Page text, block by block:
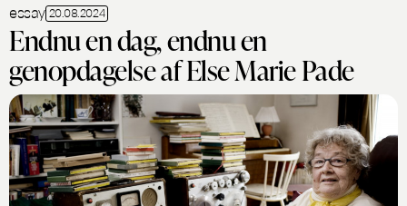
essay 20.08.2024
Endnu en dag, endnu en
genopdagelse af Else Marie Pade